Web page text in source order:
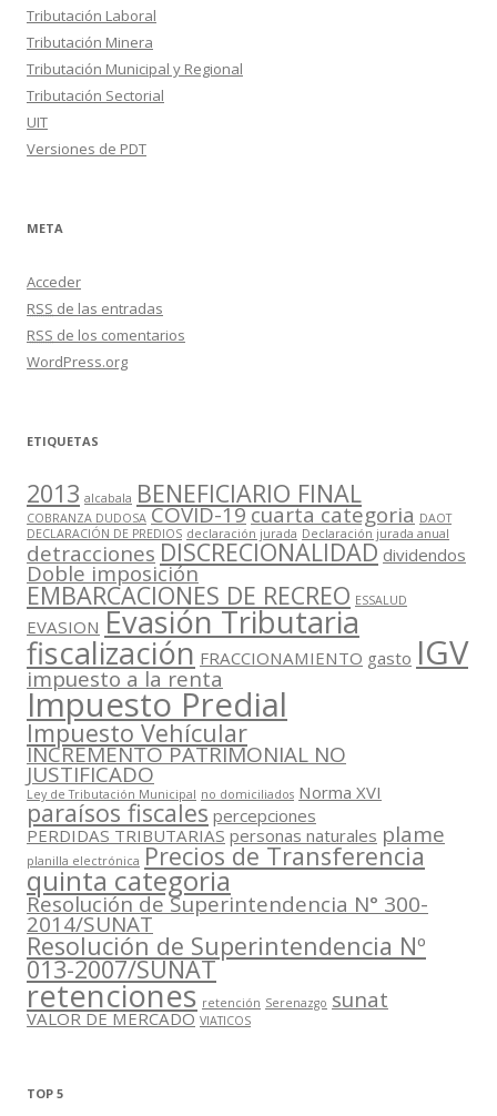
Tributación Laboral
Tributación Minera
Tributación Municipal y Regional
Tributación Sectorial
UIT
Versiones de PDT
META
Acceder
RSS de las entradas
RSS de los comentarios
WordPress.org
ETIQUETAS
2013 alcabala BENEFICIARIO FINAL
COBRANZA DUDOSA COVID-19cuarta categoria DAOT
DECLARACIÓN DE PREDIOS declaración jurada Declaración jurada anual
detracciones DISCRECIONALIDAD dividendos
Doble imposición
EMBARCACIONES DE RECREO ESSALUD
EVASION Evasión Tributaria
fiscalización FRACCIONAMIENTO gasto IGV
impuesto a la renta
Impuesto Predial
Impuesto Vehícular
INCREMENTO PATRIMONIAL NO
JUSTIFICADO
Ley de Tributación Municipal no domiciliados Norma XVI
paraísos fiscales percepciones
PERDIDAS TRIBUTARIAS personas naturales plame
planilla electrónica Precios de Transferencia
quinta categoria
Resolución de Superintendencia N° 300-
2014/SUNAT
Resolución de Superintendencia Nº
013-2007/SUNAT
retenciones retención Serenazgo sunat
VALOR DE MERCADO VIATICOS
TOP 5